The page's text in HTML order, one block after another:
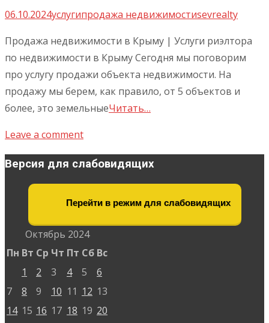
06.10.2024услугипродажа недвижимостиsevrealty
Продажа недвижимости в Крыму | Услуги риэлтора
по недвижимости в Крыму Сегодня мы поговорим
про услугу продажи объекта недвижимости. На
продажу мы берем, как правило, от 5 объектов и
более, это земельныеЧитать…
Leave a comment
Версия для слабовидящих
Перейти в режим для слабовидящих
Октябрь 2024
Пн Вт Ср Чт Пт Сб Вс
1
2 3 4 5
6
7
8 9 10 11 12 13
14 15 16 17 18 19 20